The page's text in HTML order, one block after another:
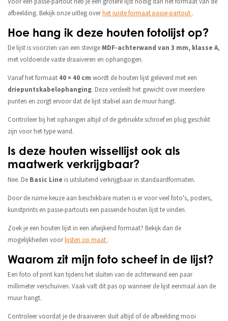
afbeelding. Bekijk onze uitleg overhet juiste formaat passe-partout .
Hoe hang ik deze houten fotolijst op?
De lijst is voorzien van een stevige MDF-achterwand van 3 mm, klasse A,
met voldoende vaste draaiveren en ophangogen.
Vanaf het formaat 40 × 40 cm wordt de houten lijst geleverd met een
driepuntskabelophanging. Deze verdeelt het gewicht over meerdere
punten en zorgt ervoor dat de lijst stabiel aan de muur hangt.
Controleer bij het ophangen altijd of de gebruikte schroef en plug geschikt
zijn voor het type wand.
Is deze houten wissellijst ook als
maatwerk verkrijgbaar?
Nee. De Basic Line is uitsluitend verkrijgbaar in standaardformaten.
Door de ruime keuze aan beschikbare maten is er voor veel foto's, posters,
kunstprints en passe-partouts een passende houten lijst te vinden.
Zoek je een houten lijst in een afwijkend formaat? Bekijk dan de
mogelijkheden voorlijsten op maat .
Waarom zit mijn foto scheef in de lijst?
Een foto of print kan tijdens het sluiten van de achterwand een paar
millimeter verschuiven. Vaak valt dit pas op wanneer de lijst eenmaal aan de
muur hangt.
Controleer voordat je de draaiveren sluit altijd of de afbeelding mooi